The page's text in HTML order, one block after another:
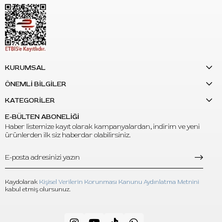
C:Dövme sonrası bakım sürecinde cildin nem dengesini
desteklemek ve bakım rutinine yardımcı olmak için kullanılır.
S: Koli içinde kaç adet bulunur?
C:Ürün 10'lu koli olarak sunulur.
S: Hacmi ne kadardır?
C:
Her kutu 50 ml'dir.
S: Hangi kokuya sahiptir?
S: Stüdyo kullanımı için uygun mudur?
KURUMSAL
ÖNEMLİ BİLGİLER
KATEGORİLER
E-BÜLTEN ABONELİĞİ
Haber listemize kayıt olarak kampanyalardan, indirim ve yeni
ürünlerden ilk siz haberdar olabilirsiniz.
Kaydolarak Kişisel Verilerin Korunması Kanunu Aydınlatma Metnini
kabul etmiş olursunuz.